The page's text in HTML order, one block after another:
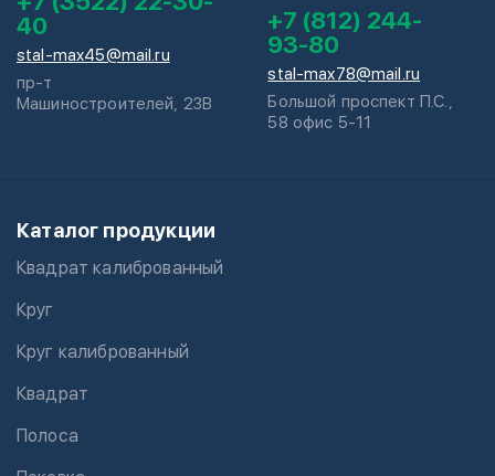
40
stal-max45@mail.ru
пр-т
Машиностроителей, 23В
+7 (812) 244-
93-80
stal-max78@mail.ru
Большой проспект П.С.,
58 офис 5-11
Каталог продукции
Квадрат калиброванный
Круг
Круг калиброванный
Квадрат
Полоса